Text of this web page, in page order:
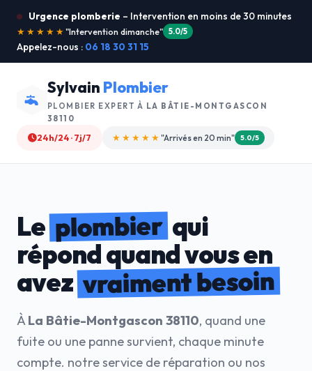
Urgence plomberie – Intervention en moins de 30 minutes
★★★★★"Je recommande !" 4.9/5
Appelez-nous : 06 18 30 31 15
Sylvain Plombier
PLOMBIER EXPERT À LA BÂTIE-MONTGASCON
38110
24h/24 · 7j/7 ★★★★☆ "Devis gratuit" 4.8/5
Leplombierqui
répond quand vous en
avezvraiment besoin
ÀLa Bâtie-Montgascon 38110, quand une
fuite ou une panne survient, chaque minute
compte. notre service de réparation ou nos